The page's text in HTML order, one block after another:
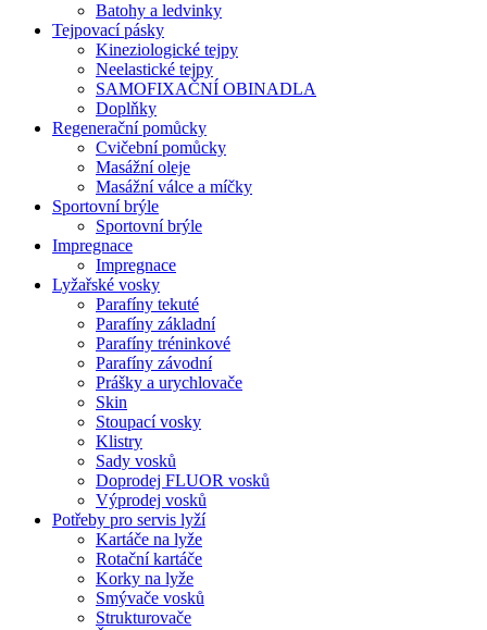
Batohy a ledvinky
Tejpovací pásky
Kineziologické tejpy
Neelastické tejpy
SAMOFIXAČNÍ OBINADLA
Doplňky
Regenerační pomůcky
Cvičební pomůcky
Masážní oleje
Masážní válce a míčky
Sportovní brýle
Sportovní brýle
Impregnace
Impregnace
Lyžařské vosky
Parafíny tekuté
Parafíny základní
Parafíny tréninkové
Parafíny závodní
Prášky a urychlovače
Skin
Stoupací vosky
Klistry
Sady vosků
Doprodej FLUOR vosků
Výprodej vosků
Potřeby pro servis lyží
Kartáče na lyže
Rotační kartáče
Korky na lyže
Smývače vosků
Strukturovače